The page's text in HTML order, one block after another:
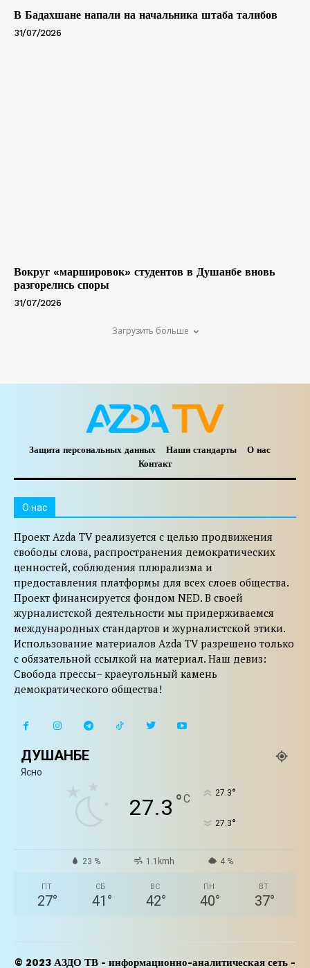
В Бадахшане напали на начальника штаба талибов
31/07/2026
Вокруг «маршировок» студентов в Душанбе вновь
разгорелись споры
31/07/2026
Загрузить больше
Защита персональных данных Наши стандарты
О нас
Контакт
O нас
Проект Azda TV реализуется с целью продвижения
свободы слова, распространения демократических
ценностей, соблюдения плюрализма и
предоставления платформы для всех слоев общества.
Проект финансируется фондом NED. В своей
журналистской деятельности мы придерживаемся
международных стандартов и журналистской этики.
Использование материалов Azda TV разрешено только
с обязательной ссылкой на материал. Наш девиз:
Свобода прессы– краеугольный камень
демократического общества!
ДУШАНБЕ
Ясно
27.3 °C 27.3°
27.3°
23 % 1.1kmh 4 %
ПТ
27°
СБ
41 °
ВС
42°
ПН
40°
ВТ
37°
© 2023 АЗДО ТВ - информационно-аналитическая сеть -